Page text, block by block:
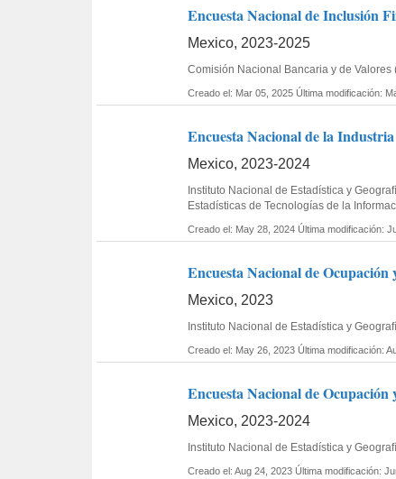
Encuesta Nacional de Inclusión
Mexico, 2023-2025
Comisión Nacional Bancaria y de
Creado el: Mar 05, 2025 Última modificación:
Encuesta Nacional de la
Mexico, 2023-2024
Instituto Nacional de Estadística y
Estadísticas de Tecnologías de la
Creado el: May 28, 2024 Última modificación:
Encuesta Nacional de
Mexico, 2023
Instituto Nacional de Estadística y
Creado el: May 26, 2023 Última modificación:
Encuesta Nacional de
Mexico, 2023-2024
Instituto Nacional de Estadística y
Creado el: Aug 24, 2023 Última modificación: